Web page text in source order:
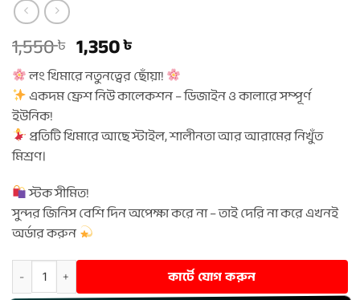
1,550৳ Original
price
was:
1,550 ৳ .
1,350৳
price
is:
1,350 ৳ .
লং খিমারে নতুনত্বের ছোঁয়া!
একদম ফ্রেশ নিউ কালেকশন – ডিজাইন ও কালারে সম্পূর্ণ
ইউনিক!
প্রতিটি খিমারে আছে স্টাইল, শালীনতা আর আরামের নিখুঁত
মিশ্রণ।
স্টক সীমিত!
সুন্দর জিনিস বেশি দিন অপেক্ষা করে না – তাই দেরি না করে এখনই
অর্ডার করুন
Long Khimar - 55 quantity কার্টে যোগ করুন